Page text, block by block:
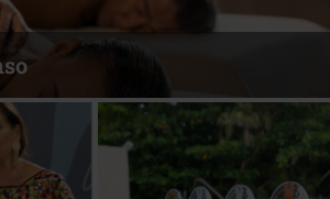
la competitividad